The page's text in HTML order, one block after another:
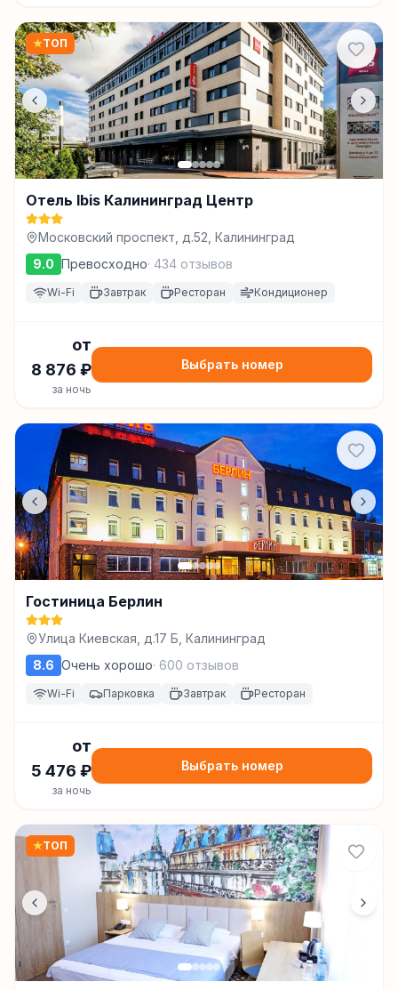
★ТОП
Отель Ibis Калининград Центр
Московский проспект, д.52, Калининград
9.0 Превосходно· 434 отзывов
Wi-Fi Завтрак Ресторан Кондиционер
от
8 876 ₽
за ночь
Выбрать номер
Гостиница Берлин
Улица Киевская, д.17 Б, Калининград
8.6 Очень хорошо· 600 отзывов
Wi-Fi Парковка Завтрак Ресторан
от
5 476 ₽
за ночь
Выбрать номер
★ТОП